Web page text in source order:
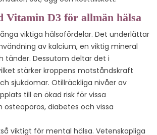
Vitamin D3 för allmän hälsa
viktiga hälsofördelar. Det underlättar
av kalcium, en viktig mineral
tänder. Dessutom deltar det i
stärker kroppens motståndskraft
sjukdomar. Otillräckliga nivåer av
till en ökad risk för vissa
osteoporos, diabetes och vissa
viktigt för mental hälsa. Vetenskapliga